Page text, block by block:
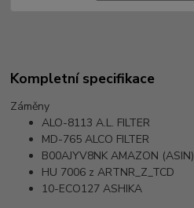
Kompletní specifikace
Záměny
ALO-8113 A.L. FILTER
MD-765 ALCO FILTER
B00AJYV8NK AMAZON (ASIN)
HU 7006 z ARTNR_Z_TCD
10-ECO127 ASHIKA